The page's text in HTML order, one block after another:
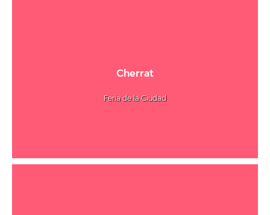
Cherrat
Feria de la Ciudad